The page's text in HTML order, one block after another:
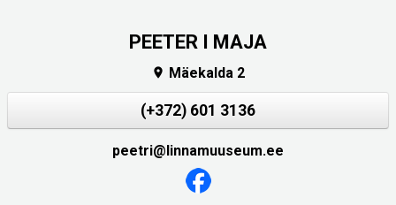
PEETER I MAJA
 Mäekalda 2
(+372) 601 3136
peetri@linnamuuseum.ee